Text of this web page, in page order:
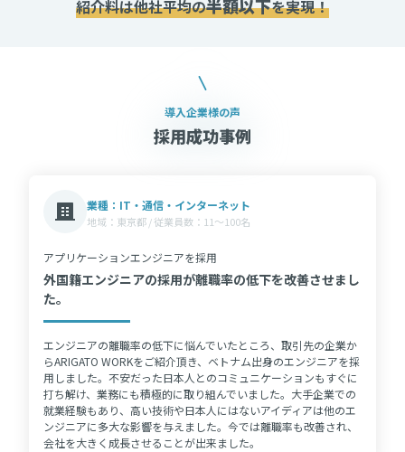
紹介料は他社平均の半額以下を実現！
導入企業様の声
採用成功事例
業種：IT・通信・インターネット
地域：東京都 / 従業員数：11〜100名
アプリケーションエンジニアを採用
外国籍エンジニアの採用が離職率の低下を改善させまし
た。
エンジニアの離職率の低下に悩んでいたところ、取引先の企業か
らARIGATO WORKをご紹介頂き、ベトナム出身のエンジニアを採
用しました。不安だった日本人とのコミュニケーションもすぐに
打ち解け、業務にも積極的に取り組んでいました。大手企業での
就業経験もあり、高い技術や日本人にはないアイディアは他のエ
ンジニアに多大な影響を与えました。今では離職率も改善され、
会社を大きく成長させることが出来ました。